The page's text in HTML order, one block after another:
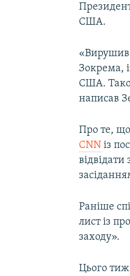
США.
«Вирушив
Зокрема,
США.
написав
Про те,
CNN із
Раніше
лист із
заходу».
Цього